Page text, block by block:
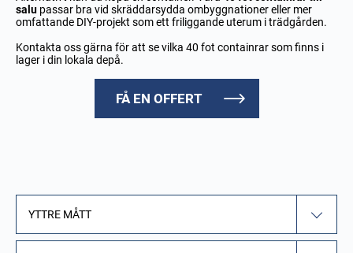
salu passar bra vid skräddarsydda ombyggnationer eller mer
omfattande DIY-projekt som ett friliggande uterum i trädgården.
Kontakta oss gärna för att se vilka 40 fot containrar som finns i
lager i din lokala depå.
FÅ EN OFFERT
YTTRE MÅTT